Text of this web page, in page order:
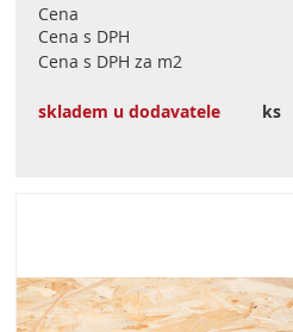
Cena
Cena s DPH
Cena s DPH za m2
skladem u dodavatele ks